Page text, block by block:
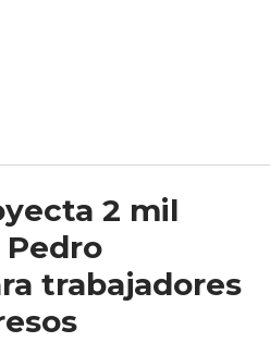
2 mil
trabajadores